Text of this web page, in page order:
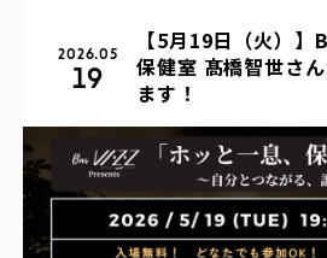
2026.05
19
【5月19日（火）
保健室 髙橋智世さ
ます！